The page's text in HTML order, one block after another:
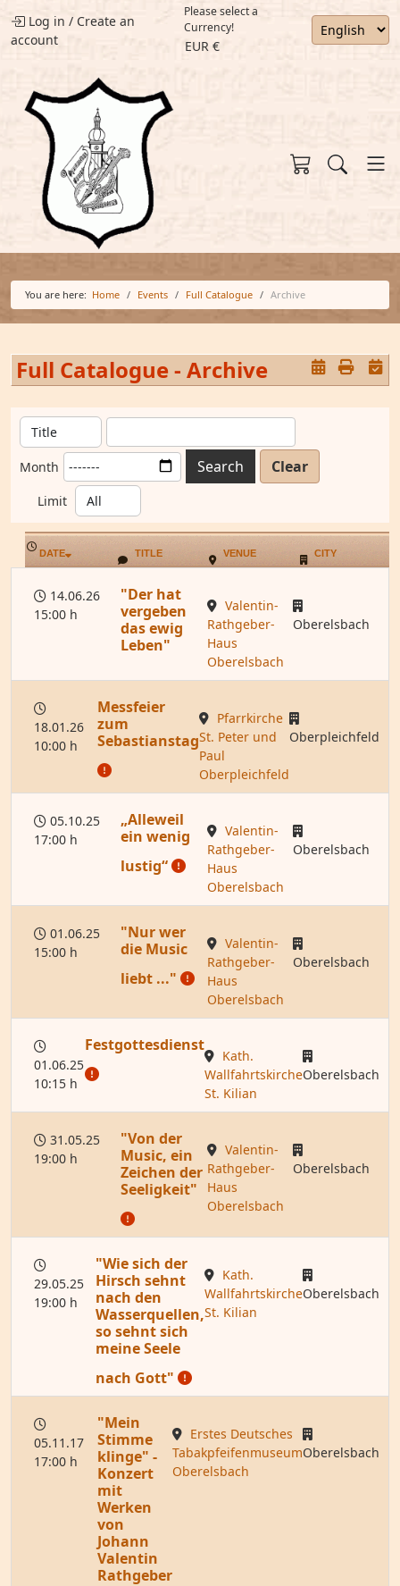
Log in / Create an
account
Please select a
Currency!
EUR €
You are here: Home Events Full Catalogue Archive
Full Catalogue - Archive
Month Search Clear
Limit
DATE TITLE VENUE CITY
14.06.26
15:00 h
"Der hat
vergeben
das ewig
Leben"
Valentin-
Rathgeber-
Haus
Oberelsbach
Oberelsbach
18.01.26
10:00 h
Messfeier
zum
Sebastianstag
Pfarrkirche
St. Peter und
Paul
Oberpleichfeld
Oberpleichfeld
05.10.25
17:00 h
„Alleweil
ein wenig
lustig“
Valentin-
Rathgeber-
Haus
Oberelsbach
Oberelsbach
01.06.25
15:00 h
"Nur wer
die Music
liebt ..."
Valentin-
Rathgeber-
Haus
Oberelsbach
Oberelsbach
01.06.25
10:15 h
Festgottesdienst
Kath.
Wallfahrtskirche
St. Kilian
Oberelsbach
31.05.25
19:00 h
"Von der
Music, ein
Zeichen der
Seeligkeit"
Valentin-
Rathgeber-
Haus
Oberelsbach
Oberelsbach
29.05.25
19:00 h
"Wie sich der
Hirsch sehnt
nach den
Wasserquellen,
so sehnt sich
meine Seele
nach Gott"
Kath.
Wallfahrtskirche
St. Kilian
Oberelsbach
05.11.17
17:00 h
"Mein
Stimme
klinge" -
Konzert
mit
Werken
von
Johann
Valentin
Rathgeber
Erstes Deutsches
Tabakpfeifenmuseum
Oberelsbach
Oberelsbach